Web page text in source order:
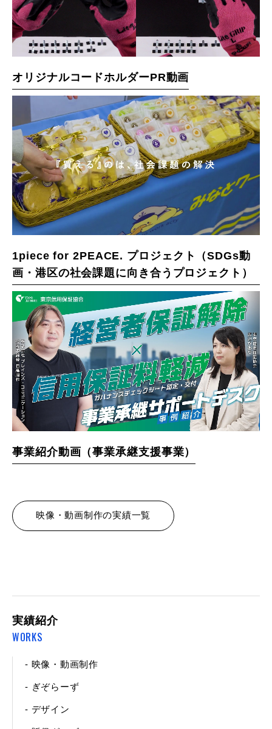
オリジナルコードホルダーPR動画
1piece for 2PEACE. プロジェクト（SDGs動
画・港区の社会課題に向き合うプロジェクト）
事業紹介動画（事業承継支援事業）
映像・動画制作の実績一覧
実績紹介
WORKS
- 映像・動画制作
- ぎぞらーず
- デザイン